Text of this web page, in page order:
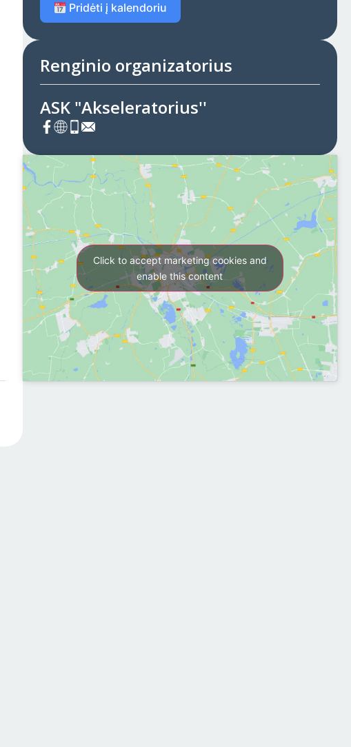
Pridėti į kalendoriu
Renginio organizatorius
ASK "Akseleratorius''
Click to accept marketing cookies and
enable this content